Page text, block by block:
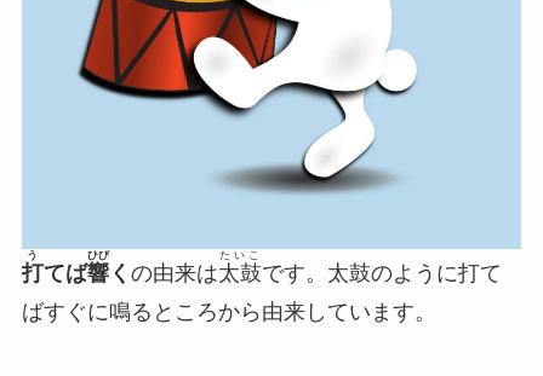
打
う
てば響
ひび
く の由来は太鼓
たいこ
です。太鼓のように打て
ばすぐに鳴るところから由来しています。